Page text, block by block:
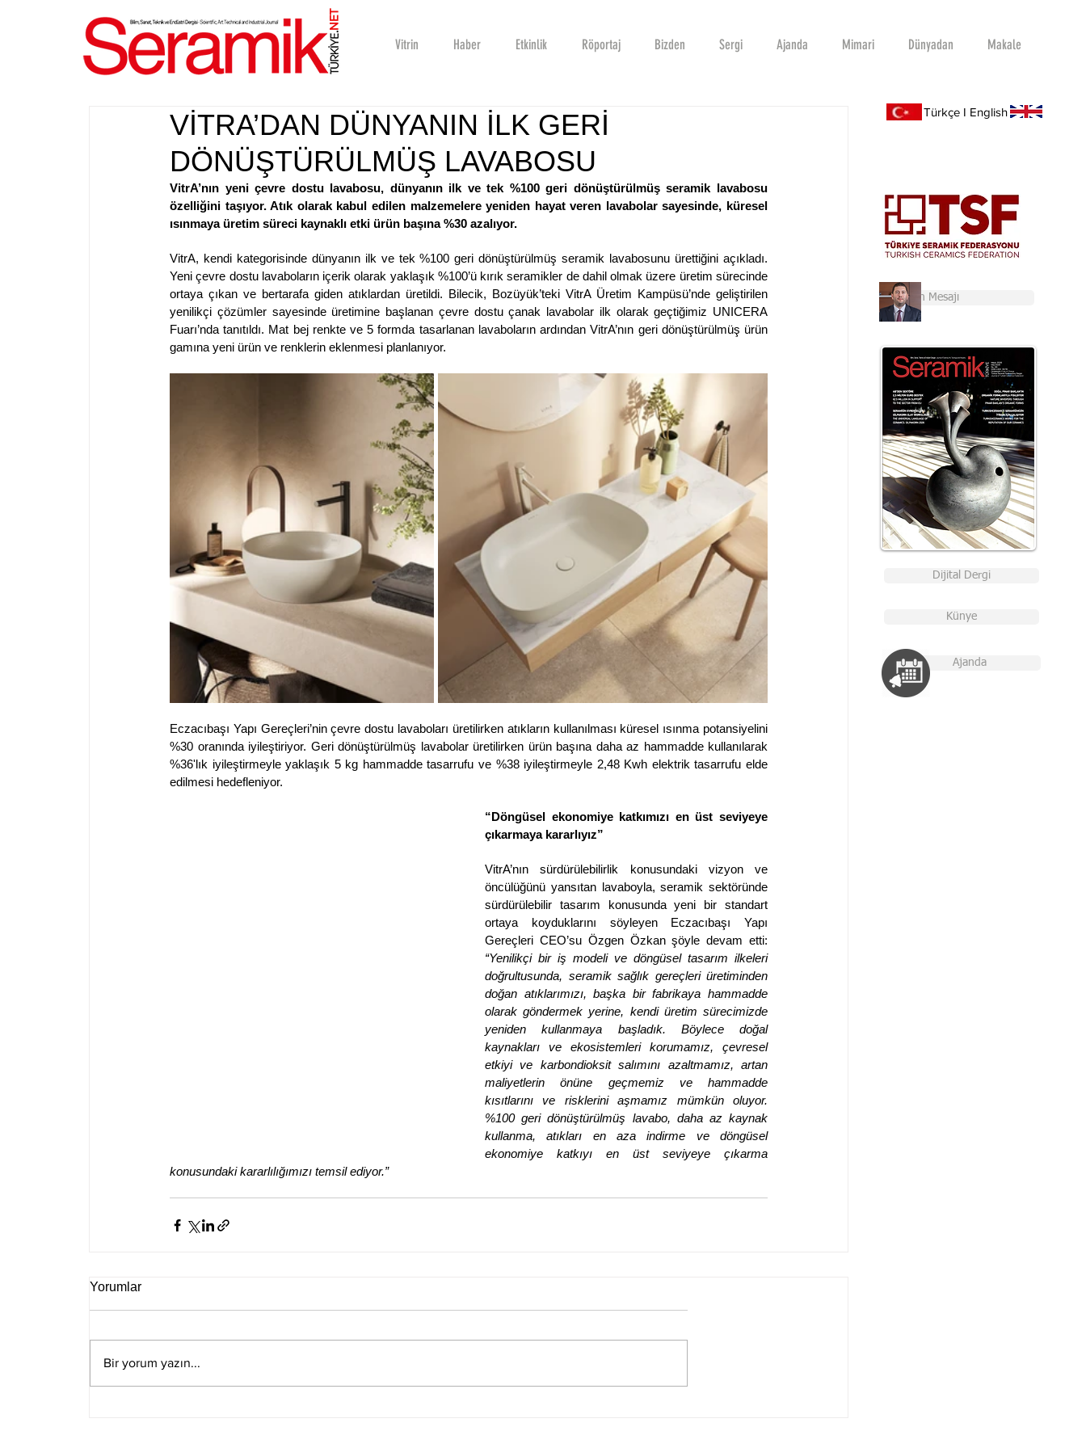
.
NET
Vitrin Haber Etkinlik Röportaj Bizden Sergi Ajanda Mimari Dünyadan Makale
VİTRA’DAN DÜNYANIN İLK GERİ
DÖNÜŞTÜRÜLMÜŞ LAVABOSU
VitrA’nın yeni çevre dostu lavabosu, dünyanın ilk ve tek %100 geri dönüştürülmüş seramik lavabosu
özelliğini taşıyor. Atık olarak kabul edilen malzemelere yeniden hayat veren lavabolar sayesinde, küresel
ısınmaya üretim süreci kaynaklı etki ürün başına %30 azalıyor.
VitrA, kendi kategorisinde dünyanın ilk ve tek %100 geri dönüştürülmüş seramik lavabosunu ürettiğini açıkladı.
Yeni çevre dostu lavaboların içerik olarak yaklaşık %100’ü kırık seramikler de dahil olmak üzere üretim sürecinde
ortaya çıkan ve bertarafa giden atıklardan üretildi. Bilecik, Bozüyük’teki VitrA Üretim Kampüsü’nde geliştirilen
yenilikçi çözümler sayesinde üretimine başlanan çevre dostu çanak lavabolar ilk olarak geçtiğimiz UNICERA
Fuarı’nda tanıtıldı. Mat bej renkte ve 5 formda tasarlanan lavaboların ardından VitrA’nın geri dönüştürülmüş ürün
gamına yeni ürün ve renklerin eklenmesi planlanıyor.
Eczacıbaşı Yapı Gereçleri’nin çevre dostu lavaboları üretilirken atıkların kullanılması küresel ısınma potansiyelini
%30 oranında iyileştiriyor. Geri dönüştürülmüş lavabolar üretilirken ürün başına daha az hammadde kullanılarak
%36'lık iyileştirmeyle yaklaşık 5 kg hammadde tasarrufu ve %38 iyileştirmeyle 2,48 Kwh elektrik tasarrufu elde
edilmesi hedefleniyor.
“Döngüsel ekonomiye katkımızı en üst seviyeye
çıkarmaya kararlıyız”
VitrA’nın sürdürülebilirlik konusundaki vizyon ve
öncülüğünü yansıtan lavaboyla, seramik sektöründe
sürdürülebilir tasarım konusunda yeni bir standart
ortaya koyduklarını söyleyen Eczacıbaşı Yapı
“Yenilikçi bir iş modeli ve döngüsel tasarım ilkeleri
doğrultusunda, seramik sağlık gereçleri üretiminden
doğan atıklarımızı, başka bir fabrikaya hammadde
olarak göndermek yerine, kendi üretim sürecimizde
yeniden kullanmaya başladık. Böylece doğal
kaynakları ve ekosistemleri korumamız​, çevresel
etkiyi ve karbondioksit salımını azaltmamız, artan
maliyetlerin önüne geçmemiz ve hammadde
kısıtlarını ve risklerini aşmamız mümkün oluyor.
%100 geri dönüştürülmüş lavabo, daha az kaynak
kullanma, atıkları en aza indirme ve döngüsel
ekonomiye katkıyı en üst seviyeye çıkarma
konusundaki kararlılığımızı temsil ediyor.”
Yorumlar
Bir yorum yazın...
Dijital Dergi
Künye
Ajanda
Türkçe I English
Başkan'ın Mesajı